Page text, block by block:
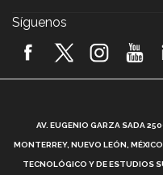
2026! (video)
¿Cómo es el
Síguenos
AV. EUGENIO GARZA SADA
MONTERREY, NUEVO LEÓN,
TECNOLÓGICO Y DE ESTUDIOS